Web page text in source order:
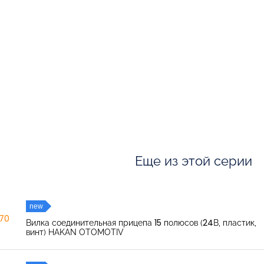
Еще из этой серии
new
Вилка соединительная прицепа 15 полюсов (24В, пластик,
винт) HAKAN OTOMOTIV